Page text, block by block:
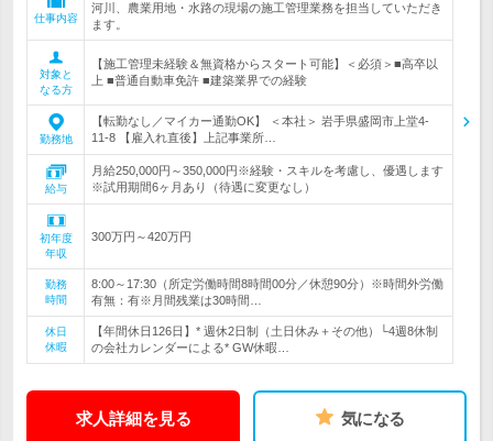
仕事内容
河川、農業用地・水路の現場の施工管理業務を担当していただき
ます。
対象と
なる方
【施工管理未経験＆無資格からスタート可能】＜必須＞■高卒以
上 ■普通自動車免許 ■建築業界での経験
勤務地
【転勤なし／マイカー通勤OK】 ＜本社＞ 岩手県盛岡市上堂4-
11-8 【雇入れ直後】上記事業所…
給与
月給250,000円～350,000円※経験・スキルを考慮し、優遇します
※試用期間6ヶ月あり（待遇に変更なし）
初年度
年収
300万円～420万円
勤務
時間
8:00～17:30（所定労働時間8時間00分／休憩90分）※時間外労働
有無：有※月間残業は30時間…
休日
休暇
【年間休日126日】* 週休2日制（土日休み＋その他）└4週8休制
の会社カレンダーによる* GW休暇…
求人詳細を見る 気になる